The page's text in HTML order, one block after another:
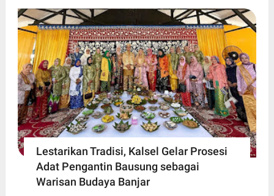
Lestarikan Tradisi, Kalsel Gelar Prosesi
Adat Pengantin Bausung sebagai
Warisan Budaya Banjar